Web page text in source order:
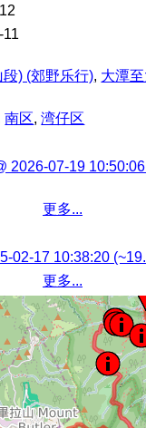
11
) (郊野乐行), 大潭
南区,湾仔区
2026-07-19
更多...
02-17 10:38:20
更多...